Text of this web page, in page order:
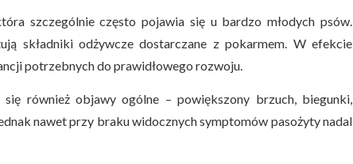
szczególnie często pojawia się u bardzo młodych psów.
składniki odżywcze dostarczane z pokarmem. W efekcie
potrzebnych do prawidłowego rozwoju.
również objawy ogólne – powiększony brzuch, biegunki,
nawet przy braku widocznych symptomów pasożyty nadal